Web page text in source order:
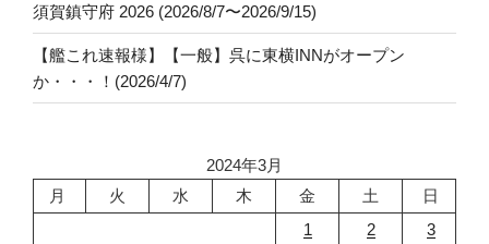
須賀鎮守府 2026 (2026/8/7〜2026/9/15)
【艦これ速報様】【一般】呉に東横INNがオープン
か・・・！(2026/4/7)
2024年3月
月
火 水 木 金 土
日
1
2
3